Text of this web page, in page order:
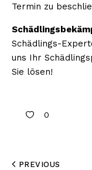
Termin zu
Schädlings-
uns Ihr
Sie lösen!
0
PREVIOUS